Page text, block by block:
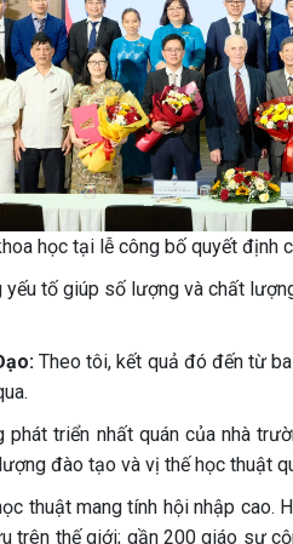
học tại lễ công bố quyết định
yếu tố giúp số lượng và chất
Theo tôi, kết quả đó đến từ
triển nhất quán của nhà
đào tạo và vị thế học thuật
thuật mang tính hội nhập cao.
trên thế giới; gần 200 giáo sư